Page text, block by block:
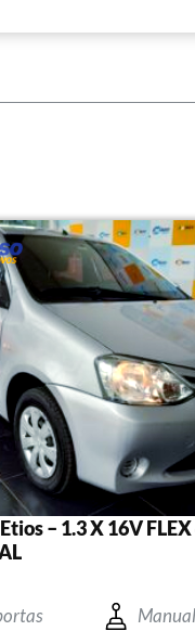
– 1.3 X 16V FLEX
Manual